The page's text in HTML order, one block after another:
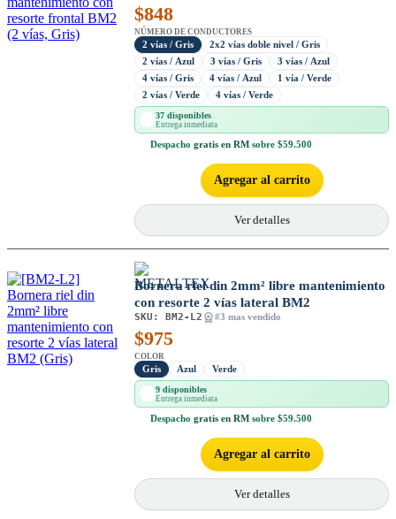
$848
NÚMERO DE CONDUCTORES
2 vías / Gris
2x2 vías doble nivel / Gris
2 vías / Azul
3 vías / Gris
3 vías / Azul
4 vías / Gris
4 vías / Azul
1 vía / Verde
2 vías / Verde
4 vías / Verde
37 disponibles
Entrega inmediata
Despacho gratis en RM sobre $59.500
Agregar al carrito
Ver detalles
Bornera riel din 2mm² libre mantenimiento
con resorte 2 vías lateral BM2
SKU: BM2-L2 #3 mas vendido
$975
COLOR
Gris Azul Verde
9 disponibles
Entrega inmediata
Despacho gratis en RM sobre $59.500
Agregar al carrito
Ver detalles